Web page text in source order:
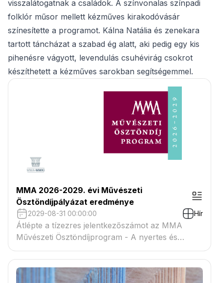
visszalátogatnak a családok. A színvonalas színpadi
folklór műsor mellett kézműves kirakodóvásár
színesítette a programot. Kálna Natália és zenekara
tartott táncházat a szabad ég alatt, aki pedig egy kis
pihenésre vágyott, levendulás csuhévirág csokrot
készíthetett a kézműves sarokban segítségemmel.
MMA 2026-2029. évi Művészeti
Ösztöndíjpályázat eredménye
2029-08-31 00:00:00 Hír
Átlépte a tízezres jelentkezőszámot az MMA
Művészeti Ösztöndíjprogram - A nyertes és
tartaléklistás pályázók névsora megtekinthető a
csatolmányban